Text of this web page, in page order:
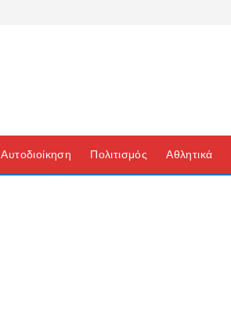
Αυτοδιοίκηση Πολιτισμός Αθλητικά